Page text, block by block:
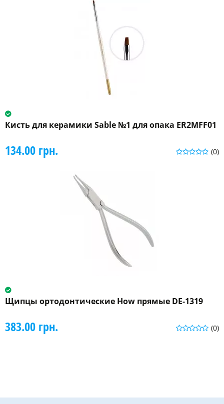
Кисть для керамики Sable №1 для опака ER2MFF01
(0)
134.00 грн.
Щипцы ортодонтические How прямые DE-1319
(0)
383.00 грн.